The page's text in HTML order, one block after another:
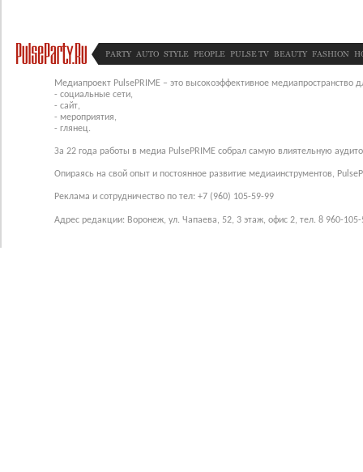
PARTY AUTO STYLE PEOPLE PULSE TV BEAUTY FASHION
Медиапроект PulsePRIME – это высокоэффективное медиапространство
- социальные сети,
- сайт,
- мероприятия,
- глянец.
За 22 года работы в медиа PulsePRIME собрал самую влиятельную
Опираясь на свой опыт и постоянное развитие медиаинструментов,
Реклама и сотрудничество по тел: +7 (960) 105-59-99
Адрес редакции: Воронеж, ул. Чапаева, 52, 3 этаж, офис 2, тел. 8 960-